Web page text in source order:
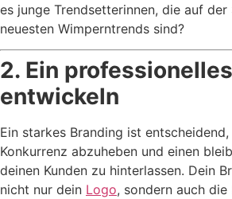
es junge Trendsetterinnen, die auf der
neuesten Wimperntrends sind?
2. Ein
entwickeln
Ein starkes Branding ist
Konkurrenz abzuheben und einen
deinen Kunden zu hinterlassen. Dein
nicht nur dein Logo, sondern auch